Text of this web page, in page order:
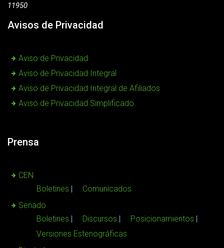
11950
Avisos de Privacidad
Aviso de Privacidad
Aviso de Privacidad Integral
Aviso de Privacidad Integral de Afiliados
Aviso de Privacidad Simplificado
Prensa
CEN
Boletines
Comunicados
Senado
Boletines
Discursos
Posicionamientos
Versiones Estenográficas